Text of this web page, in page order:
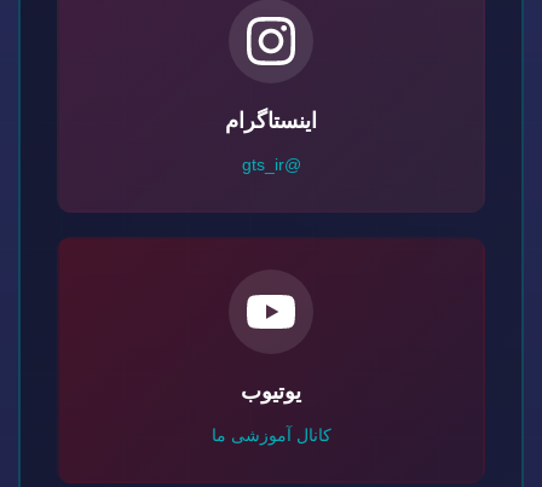
اینستاگرام
@gts_ir
یوتیوب
کانال آموزشی ما